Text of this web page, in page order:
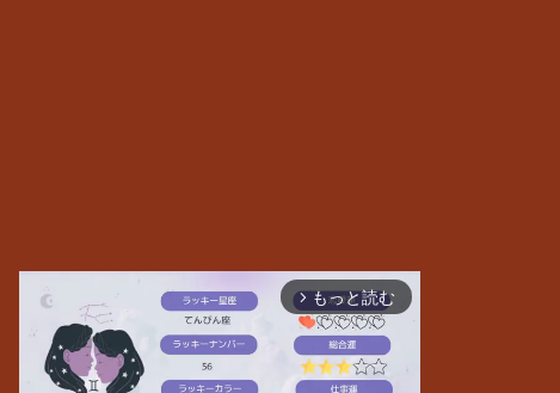
arrow_forward_ios もっと読む